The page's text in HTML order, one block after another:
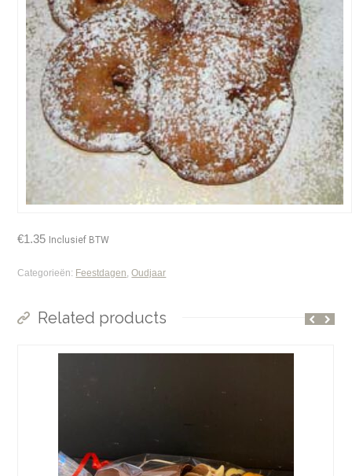
€1.35 Inclusief BTW
Categorieën: Feestdagen,Oudjaar
Related products